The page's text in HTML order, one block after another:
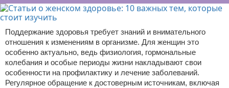
Поддержание здоровья требует знаний и внимательного
отношения к изменениям в организме. Для женщин это
особенно актуально, ведь физиология, гормональные
колебания и особые периоды жизни накладывают свои
особенности на профилактику и лечение заболеваний.
Регулярное обращение к достоверным источникам, включая